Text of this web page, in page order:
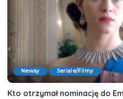
Newsy Seriale/Filmy
Kto otrzymał nominację do